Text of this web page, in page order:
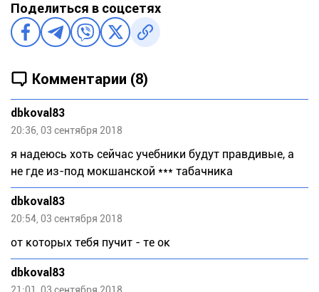
Поделиться в соцсетях
Комментарии (8)
dbkoval83
20:36, 03 сентября 2018
я надеюсь хоть сейчас учебники будут правдивые, а
не где из-под мокшанской *** табачника
dbkoval83
20:54, 03 сентября 2018
от которых тебя пучит - те ок
dbkoval83